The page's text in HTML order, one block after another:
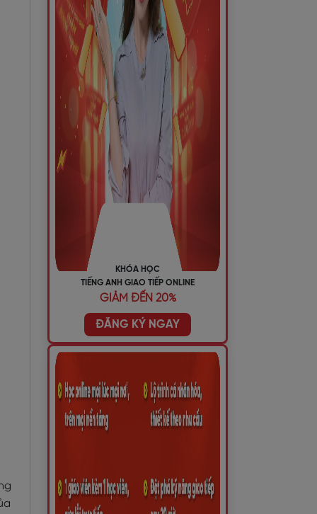
KHÓA HỌC
TIẾNG ANH GIAO TIẾP ONLINE
GIẢM ĐẾN 20%
ĐĂNG KÝ NGAY